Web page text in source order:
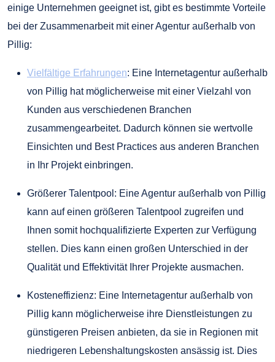
einige Unternehmen geeignet ist, gibt es bestimmte Vorteile
bei der Zusammenarbeit mit einer Agentur außerhalb von
Pillig:
Vielfältige Erfahrungen: Eine Internetagentur außerhalb
von Pillig hat möglicherweise mit einer Vielzahl von
Kunden aus verschiedenen Branchen
zusammengearbeitet. Dadurch können sie wertvolle
Einsichten und Best Practices aus anderen Branchen
in Ihr Projekt einbringen.
Größerer Talentpool: Eine Agentur außerhalb von Pillig
kann auf einen größeren Talentpool zugreifen und
Ihnen somit hochqualifizierte Experten zur Verfügung
stellen. Dies kann einen großen Unterschied in der
Qualität und Effektivität Ihrer Projekte ausmachen.
Kosteneffizienz: Eine Internetagentur außerhalb von
Pillig kann möglicherweise ihre Dienstleistungen zu
günstigeren Preisen anbieten, da sie in Regionen mit
niedrigeren Lebenshaltungskosten ansässig ist. Dies